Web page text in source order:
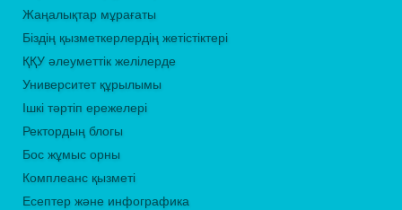
Жаңалықтар мұрағаты
Біздің қызметкерлердің жетістіктері
ҚҚУ әлеуметтік желілерде
Университет құрылымы
Ішкі тәртіп ережелері
Ректордың блогы
Бос жұмыс орны
Комплеанс қызметі
Есептер және инфографика